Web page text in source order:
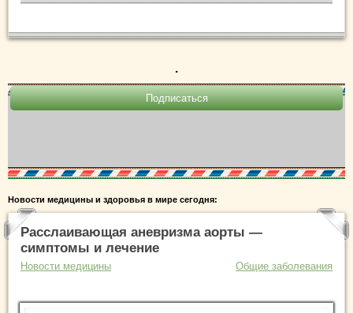
.
Новости медицины и здоровья в мире сегодня:
Расслаивающая аневризма аорты —
симптомы и лечение
Новости медицины Общие заболевания